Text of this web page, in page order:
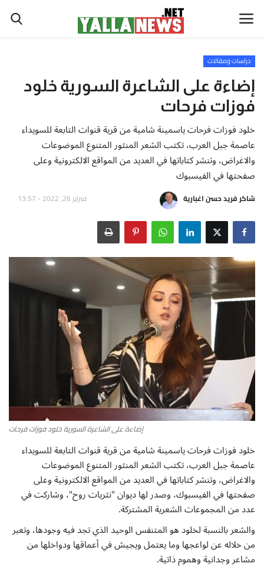
أخبار العالم
أخبار الوطن العربي
سياسة واقتصاد
رياضة
ثقافة وفن
تكنولوجيا وعلوم
صحة ولياقة
أطباق من المطابخ العربية
سياحة وسفر
منوعات عامة
جاليري الفن التشكيلي
من نحن
البنود والشروط
رئيس التحرير
إتصل بنا
دراسات ومقالات
إضاءة على الشاعرة السورية خلود
فوزات فرحات
خلود فوزات فرحات ياسمينة شامية من قرية قنوات التابعة للسويداء
عاصمة جبل العرب، تكتب الشعر المنثور المتنوع الموضوعات
والاغراض، وتنشر كتاباتها في العديد من المواقع الالكترونية وعلى
صفحتها في الفيسبوك
شاكر فريد حسن اغبارية فبراير 26, 2022 - 13:57
إضاءة على الشاعرة السورية خلود فوزات فرحات
خلود فوزات فرحات ياسمينة شامية من قرية قنوات التابعة للسويداء
عاصمة جبل العرب، تكتب الشعر المنثور المتنوع الموضوعات
والاغراض، وتنشر كتاباتها في العديد من المواقع الالكترونية وعلى
صفحتها في الفيسبوك، وصدر لها ديوان "نثريات روح"، وشاركت في
عدد من المجموعات الشعرية المشتركة.
والشعر بالنسبة لخلود هو المتنفس الوحيد الذي تجد فيه وجودها، وتعبر
من خلاله عن لواعجها وما يعتمل ويجيش في أعماقها ودواخلها من
مشاعر وجدانية وهموم ذاتية.